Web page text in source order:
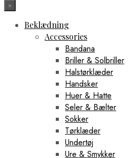
×
Beklædning
Accessories
Bandana
Briller & Solbriller
Halstørklæder
Handsker
Huer & Hatte
Seler & Bælter
Sokker
Tørklæder
Undertøj
Ure & Smykker